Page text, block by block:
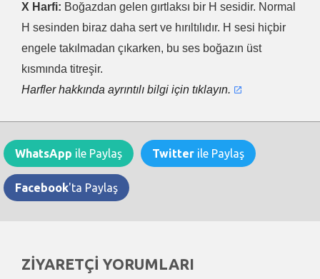
X Harfi: Boğazdan gelen gırtlaksı bir H sesidir. Normal
H sesinden biraz daha sert ve hırıltılıdır. H sesi hiçbir
engele takılmadan çıkarken, bu ses boğazın üst
kısmında titreşir.
Harfler hakkında ayrıntılı bilgi için tıklayın.
WhatsApp ile Paylaş Twitter ile Paylaş
Facebook'ta Paylaş
ZİYARETÇİ YORUMLARI